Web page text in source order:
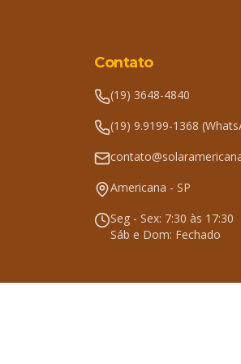
Contato
(19) 3648-4840
(19) 9.9199-1368
Americana - SP
Seg - Sex: 7:30 às 17:30
Sáb e Dom: Fechado